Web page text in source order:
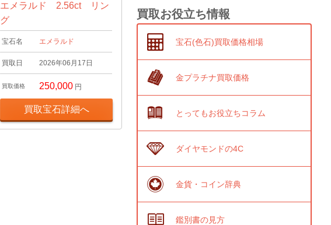
エメラルド 2.56ct リン
グ
宝石名 エメラルド
買取日 2026年06月17日
買取価格 250,000 円
買取宝石詳細へ
買取お役立ち情報
宝石(色石)買取価格相場
金プラチナ買取価格
とってもお役立ちコラム
ダイヤモンドの4C
金貨・コイン辞典
鑑別書の見方